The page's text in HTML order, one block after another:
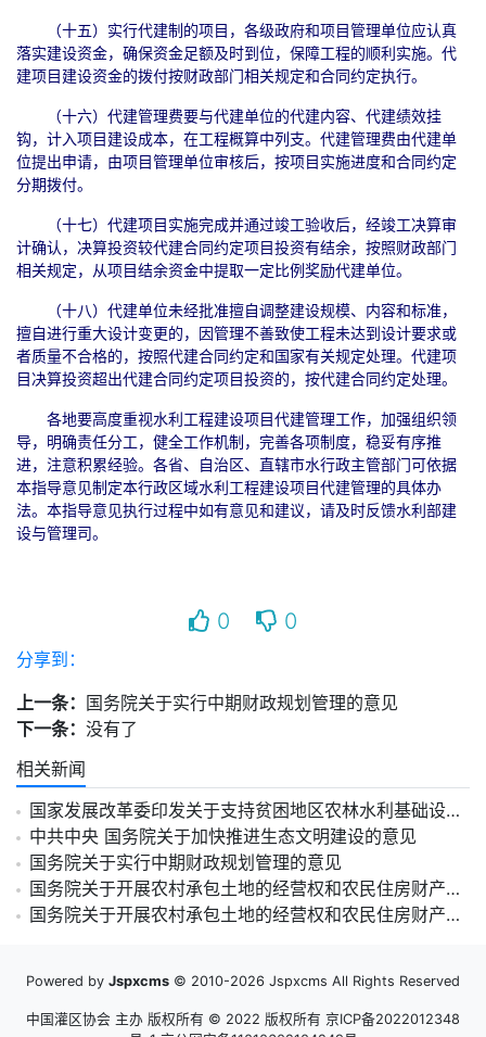
（十五）实行代建制的项目，各级政府和项目管理单位应认真
落实建设资金，确保资金足额及时到位，保障工程的顺利实施。代
建项目建设资金的拨付按财政部门相关规定和合同约定执行。
（十六）代建管理费要与代建单位的代建内容、代建绩效挂
钩，计入项目建设成本，在工程概算中列支。代建管理费由代建单
位提出申请，由项目管理单位审核后，按项目实施进度和合同约定
分期拨付。
（十七）代建项目实施完成并通过竣工验收后，经竣工决算审
计确认，决算投资较代建合同约定项目投资有结余，按照财政部门
相关规定，从项目结余资金中提取一定比例奖励代建单位。
（十八）代建单位未经批准擅自调整建设规模、内容和标准，
擅自进行重大设计变更的，因管理不善致使工程未达到设计要求或
者质量不合格的，按照代建合同约定和国家有关规定处理。代建项
目决算投资超出代建合同约定项目投资的，按代建合同约定处理。
各地要高度重视水利工程建设项目代建管理工作，加强组织领
导，明确责任分工，健全工作机制，完善各项制度，稳妥有序推
进，注意积累经验。各省、自治区、直辖市水行政主管部门可依据
本指导意见制定本行政区域水利工程建设项目代建管理的具体办
法。本指导意见执行过程中如有意见和建议，请及时反馈水利部建
设与管理司。
0 0
分享到：
上一条： 国务院关于实行中期财政规划管理的意见
下一条： 没有了
相关新闻
国家发展改革委印发关于支持贫困地区农林水利基础设施建设推进脱贫攻坚的指导意见
中共中央 国务院关于加快推进生态文明建设的意见
国务院关于实行中期财政规划管理的意见
国务院关于开展农村承包土地的经营权和农民住房财产权抵押贷款试点的指导意见
国务院关于开展农村承包土地的经营权和农民住房财产权抵押贷款试点的指导意见
Powered by Jspxcms © 2010-2026 Jspxcms All Rights Reserved
中国灌区协会 主办 版权所有 © 2022 版权所有 京ICP备2022012348